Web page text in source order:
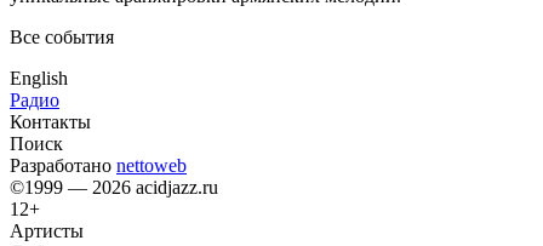
Все события
English
Радио
Контакты
Поиск
Разработано nettoweb
©1999 — 2026 acidjazz.ru
12+
Артисты